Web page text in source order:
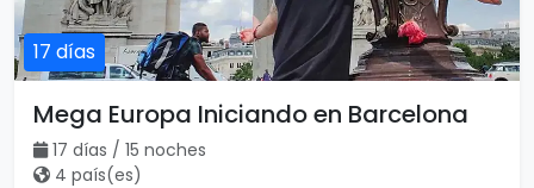
17 días
Mega Europa Iniciando en Barcelona
17 días / 15 noches
4 país(es)